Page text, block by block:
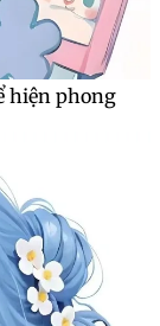
hiện phong